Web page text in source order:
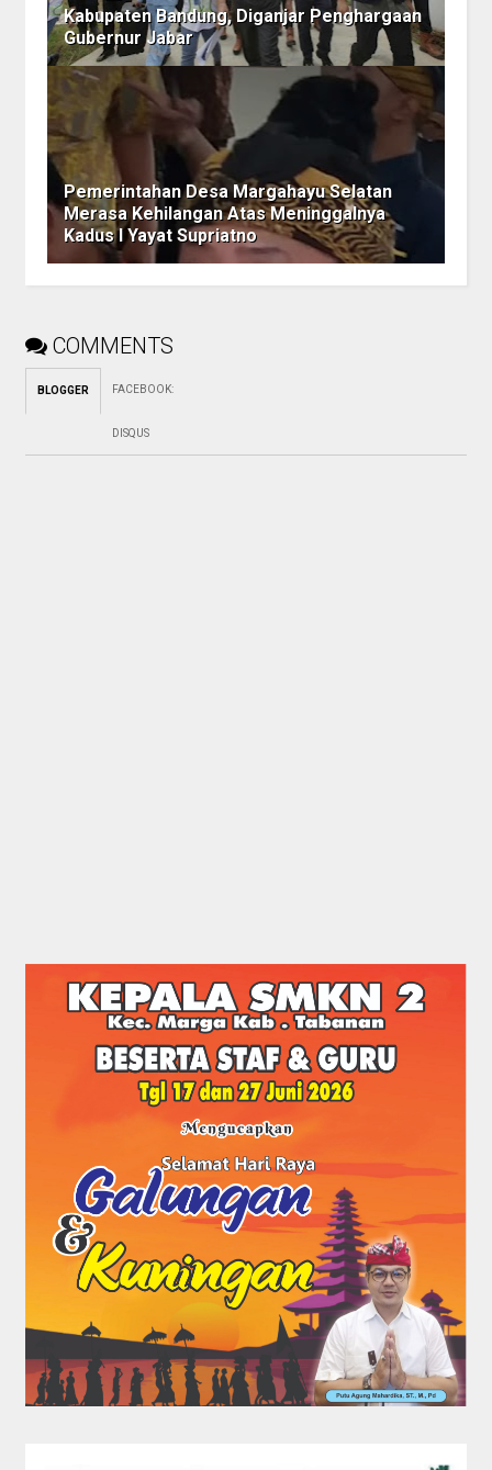
Kabupaten Bandung, Diganjar Penghargaan
Gubernur Jabar
Pemerintahan Desa Margahayu Selatan
Merasa Kehilangan Atas Meninggalnya
Kadus I Yayat Supriatno
COMMENTS
BLOGGER FACEBOOK:
DISQUS